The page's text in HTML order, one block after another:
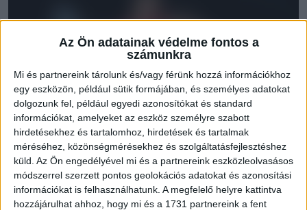
Az Ön adatainak védelme fontos a
számunkra
Mi és partnereink tárolunk és/vagy férünk hozzá információkhoz
egy eszközön, például sütik formájában, és személyes adatokat
dolgozunk fel, például egyedi azonosítókat és standard
információkat, amelyeket az eszköz személyre szabott
hirdetésekhez és tartalomhoz, hirdetések és tartalmak
méréséhez, közönségmérésekhez és szolgáltatásfejlesztéshez
küld. Az Ön engedélyével mi és a partnereink eszközleolvasásos
módszerrel szerzett pontos geolokációs adatokat és azonosítási
információkat is felhasználhatunk. A megfelelő helyre kattintva
hozzájárulhat ahhoz, hogy mi és a 1731 partnereink a fent
2016.12.15.
ÚJRA ITTHON, MINDENKI A FEDÉLZETEN